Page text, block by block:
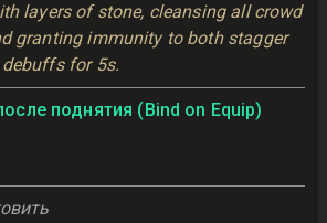
layers of stone, cleansing all crowd
granting immunity to both stagger
for 5s.
поднятия (Bind on Equip)